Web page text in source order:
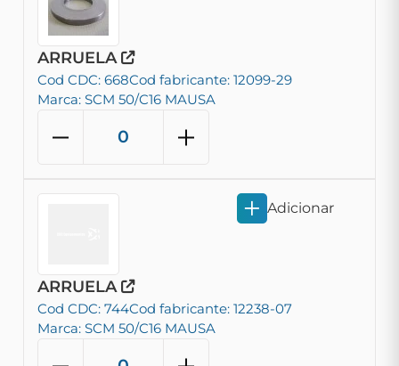
ARRUELA
Cod CDC: 668Cod fabricante: 12099-29
Marca: SCM 50/C16 MAUSA
ARRUELA
Cod CDC: 744Cod fabricante: 12238-07
Marca: SCM 50/C16 MAUSA
Adicionar